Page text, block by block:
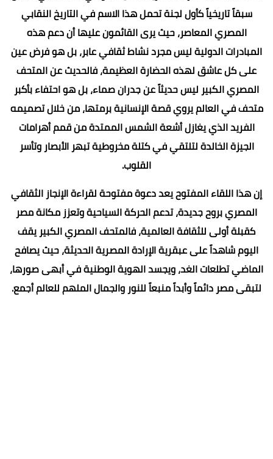
سبقاً تاريخياً كأول لجنة تحمل هذا الاسم في التاريخ النقابي
المصري المعاصر، حيث يرى القائمون عليها أن دعم هذه
المبادرات الدولية ليس مجرد نشاط ثقافي عابر، بل هو فرض عين
على كل عاشق لهذه الحضارة العظيمة، فالحديث عن المتحف
المصري الكبير ليس حديثاً عن جدران صماء، بل هو احتفاء بأكبر
متحف في العالم يروي قصة الإنسانية برمتها، من خلال تصميمه
الفريد الذي يغازل أشعة الشمس الممتدة من قمم أهرامات
الجيزة الخالدة لتلتقي في كتلة مخروطية تبهر الأبصار وتأسر
القلوب.
إن هذا اللقاء المفتوح يعد دعوة مفتوحة لقراءة الإنجاز الثقافي
المصري بروح جديدة، تدعم الحركة السياحية وتعزز مكانة مصر
كقبلة أولى للثقافة العالمية، فالمتحف المصري الكبير يقف
اليوم شاهداً على عبقرية الإرادة المصرية الحديثة، حيث يصافح
الماضي تطلعات الغد، ويجسد الهوية الوطنية في أبهى صورها،
لتبقى مصر دائماً وأبداً منبعاً للنور والجمال الملهم للعالم أجمع.